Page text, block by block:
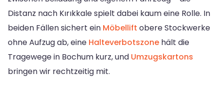
Distanz nach Kırıkkale spielt dabei kaum eine Rolle. In
beiden Fällen sichert ein Möbellift obere Stockwerke
ohne Aufzug ab, eine Halteverbotszone hält die
Tragewege in Bochum kurz, und Umzugskartons
bringen wir rechtzeitig mit.